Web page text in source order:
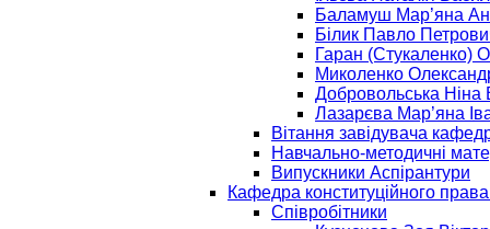
Баламуш Мар’яна
Білик Павло
Гаран (Стукаленко)
Миколенко
Добровольська Ніна
Лазарєва Мар’яна
Вітання завідувача
Навчально-методичні
Випускники Аспірантури
Кафедра конституційного
Співробітники